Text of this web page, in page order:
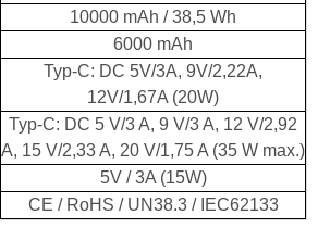
10000 mAh / 38,5 Wh
6000 mAh
Typ-C: DC 5V/3A, 9V/2,22A,
12V/1,67A (20W)
Typ-C: DC 5 V/3 A, 9 V/3 A, 12 V/2,92
A, 15 V/2,33 A, 20 V/1,75 A (35 W max.)
5V / 3A (15W)
CE / RoHS / UN38.3 / IEC62133